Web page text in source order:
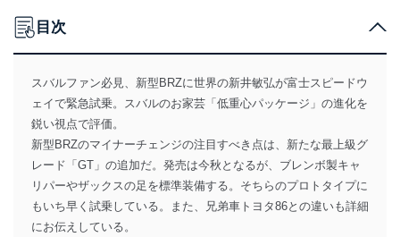
目次
スバルファン必見、新型BRZに世界の新井敏弘が富士スピードウ
ェイで緊急試乗。スバルのお家芸「低重心パッケージ」の進化を
鋭い視点で評価。
新型BRZのマイナーチェンジの注目すべき点は、新たな最上級グ
レード「GT」の追加だ。発売は今秋となるが、ブレンボ製キャ
リパーやザックスの足を標準装備する。そちらのプロトタイプに
もいち早く試乗している。また、兄弟車トヨタ86との違いも詳細
にお伝えしている。